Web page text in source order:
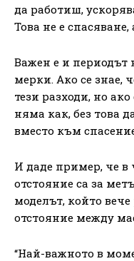
да работиш,
Това не е
Важен е и периодът
мерки. Ако се знае,
тези разходи, но
няма как, без това
вместо към
И даде пример, че в
отстояние са за
моделът, който
отстояние между
“Най-важното в